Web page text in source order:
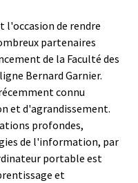
l'occasion de rendre
partenaires
de la Faculté des
Bernard Garnier.
connu
et d'agrandissement.
profondes,
de l'information, par
portable est
et